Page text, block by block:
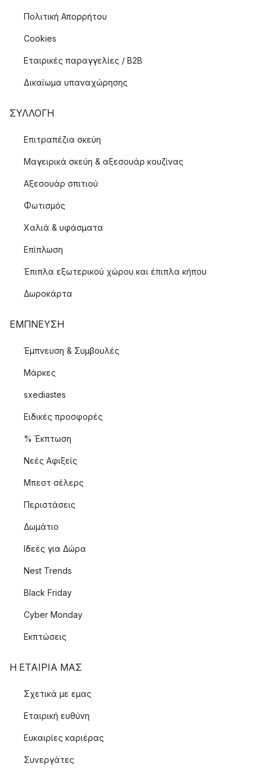
Πολιτική Απορρήτου
Cookies
Εταιρικές παραγγελίες / B2B
Δικαίωμα υπαναχώρησης
ΣΥΛΛΟΓΉ
Επιτραπέζια σκεύη
Μαγειρικά σκεύη & αξεσουάρ κουζίνας
Αξεσουάρ σπιτιού
Φωτισμός
Χαλιά & υφάσματα
Επίπλωση
Έπιπλα εξωτερικού χώρου και έπιπλα κήπου
Δωροκάρτα
ΈΜΠΝΕΥΣΗ
Έμπνευση & Συμβουλές
Μάρκες
sxediastes
Ειδικές προσφορές
% Έκπτωση
Νεές Αφιξείς
Μπεστ σέλερς
Περιστάσεις
Δωμάτιο
Ιδεές για Δώρα
Nest Trends
Black Friday
Cyber Monday
Εκπτώσεις
Η ΕΤΑΊΡΙΑ ΜΑΣ
Σχετικά με εμας
Εταιρική ευθύνη
Ευκαιρίες καριέρας
Συνεργάτες